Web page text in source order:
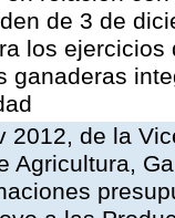
de 3 de
los
ganaderas
2012, de la
Agricultura,